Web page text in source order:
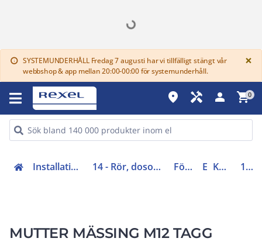
info SYSTEMUNDERHÅLL Fredag 7 augusti har vi tillfälligt stängt vår
webbshop & app mellan 20:00-00:00 för systemunderhåll.
×
place handyman person shopping_cart0
Installationsmateriel (11-15, 17, 18) 14 - Rör, dosor, förskruvningar och brandskydd Förskruvningar EMC Kontramuttrar 1476511
MUTTER MÄSSING M12 TAGG